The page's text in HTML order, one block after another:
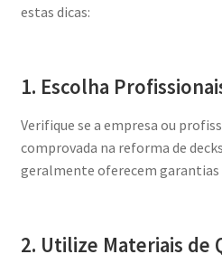
estas dicas:
1. Escolha
Verifique se a empresa ou
comprovada na reforma de
geralmente oferecem garantias
2. Utilize Materiais de